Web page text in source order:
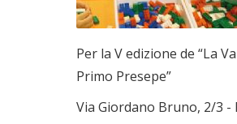
Per la V edizione de “La
Primo Presepe”
Via Giordano Bruno, 2/3 -